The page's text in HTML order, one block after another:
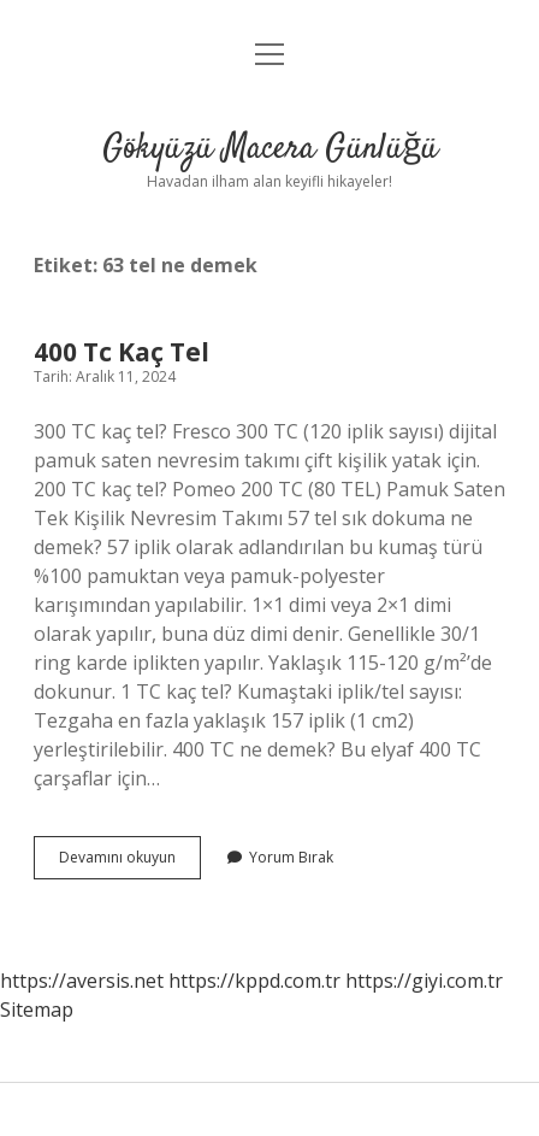
Anasayfa
Yasal Uyarı
menüyü
Gökyüzü Macera Günlüğü
Havadan ilham alan keyifli hikayeler!
Etiket: 63 tel ne demek
400 Tc Kaç Tel
Tarih: Aralık 11, 2024
300 TC kaç tel? Fresco 300 TC (120 iplik sayısı) dijital
pamuk saten nevresim takımı çift kişilik yatak için.
200 TC kaç tel? Pomeo 200 TC (80 TEL) Pamuk Saten
Tek Kişilik Nevresim Takımı 57 tel sık dokuma ne
demek? 57 iplik olarak adlandırılan bu kumaş türü
%100 pamuktan veya pamuk-polyester
karışımından yapılabilir. 1×1 dimi veya 2×1 dimi
olarak yapılır, buna düz dimi denir. Genellikle 30/1
ring karde iplikten yapılır. Yaklaşık 115-120 g/m²’de
dokunur. 1 TC kaç tel? Kumaştaki iplik/tel sayısı:
Tezgaha en fazla yaklaşık 157 iplik (1 cm2)
yerleştirilebilir. 400 TC ne demek? Bu elyaf 400 TC
çarşaflar için…
Devamını okuyun
Tc
Yorum Bırak
https://aversis.net https://kppd.com.tr https://giyi.com.tr
Sitemap